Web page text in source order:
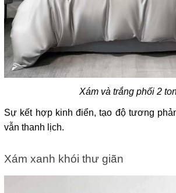
Xám và trắng phối 2
Sự kết hợp kinh điển, tạo độ tương
vẫn thanh lịch.
Xám xanh khói thư giãn